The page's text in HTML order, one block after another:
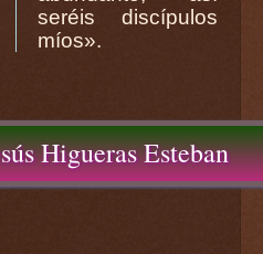
seréis discípulos
míos».
Higueras Esteban